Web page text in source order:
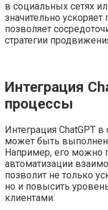
в социальных сетях
значительно ускоряет
позволяет
стратегии
Интеграция
процессы
Интеграция ChatGPT
может быть
Например, его можно
автоматизации
позволит не только
но и повысить
клиентами.